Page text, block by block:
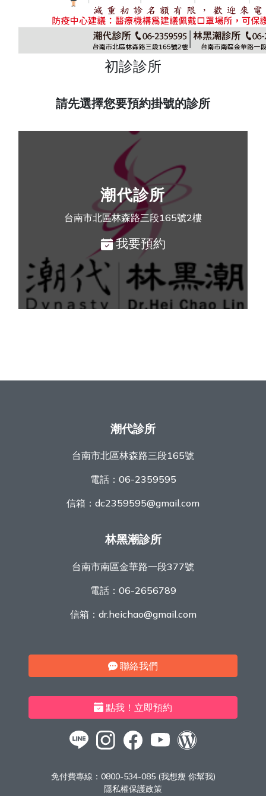
初診診所
請先選擇您要預約掛號的診所
潮代診所
台南市北區林森路三段165號2樓
我要預約
潮代診所
台南市北區林森路三段165號
電話： 06-2359595
信箱： dc2359595@gmail.com
林黑潮診所
台南市南區金華路一段377號
電話： 06-2656789
信箱： dr.heichao@gmail.com
聯絡我們
點我！立即預約
免付費專線： 0800-534-085 (我想瘦 你幫我)
隱私權保護政策